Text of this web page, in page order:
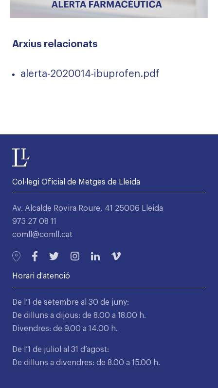
Arxius relacionats
alerta-2020014-ibuprofen.pdf
Col·legi Oficial de Metges de Lleida
Av. Alcalde Rovira Roure, 41 25006 Lleida
973 27 08 11
comll@comll.cat
Horari d'atenció
De l’1 de setembre al 30 de juny:
De dilluns a dijous: de 8.00 a 18.00 h.
Divendres: de 9.00 a 14.00 h.
De l’1 de juliol al 31 d’agost:
De dilluns a divendres: de 8.00 a 15.00 h.